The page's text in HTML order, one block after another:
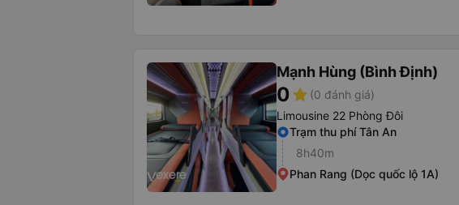
Mạnh Hùng (Bình Định)
0star (0 đánh giá)
Limousine 22 Phòng Đôi
Trạm thu phí Tân An
8h40m
Phan Rang (Dọc quốc lộ 1A)